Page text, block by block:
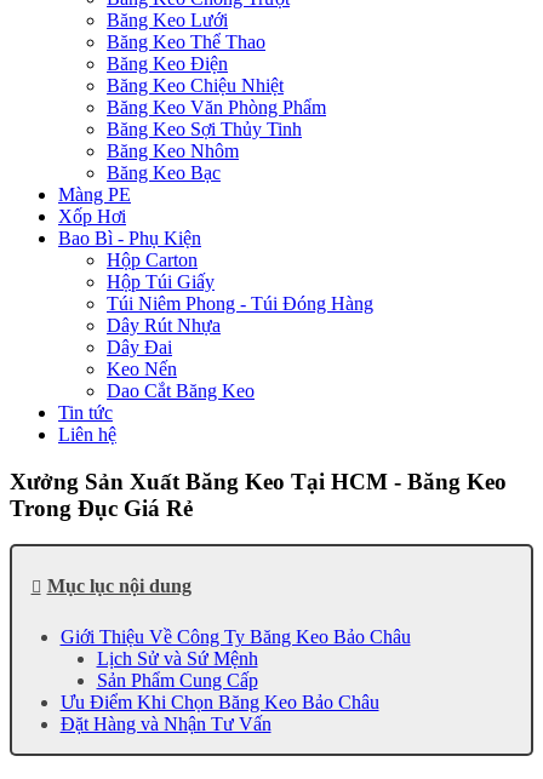
Băng Keo Lưới
Băng Keo Thể Thao
Băng Keo Điện
Băng Keo Chiệu Nhiệt
Băng Keo Văn Phòng Phẩm
Băng Keo Sợi Thủy Tinh
Băng Keo Nhôm
Băng Keo Bạc
Màng PE
Xốp Hơi
Bao Bì - Phụ Kiện
Hộp Carton
Hộp Túi Giấy
Túi Niêm Phong - Túi Đóng Hàng
Dây Rút Nhựa
Dây Đai
Keo Nến
Dao Cắt Băng Keo
Tin tức
Liên hệ
Xưởng Sản Xuất Băng Keo Tại HCM - Băng Keo
Trong Đục Giá Rẻ
Mục lục nội dung
Giới Thiệu Về Công Ty Băng Keo Bảo Châu
Lịch Sử và Sứ Mệnh
Sản Phẩm Cung Cấp
Ưu Điểm Khi Chọn Băng Keo Bảo Châu
Đặt Hàng và Nhận Tư Vấn